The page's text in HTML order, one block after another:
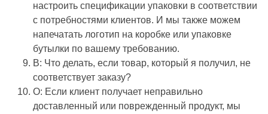
настроить спецификации упаковки в соответствии
с потребностями клиентов. И мы также можем
напечатать логотип на коробке или упаковке
бутылки по вашему требованию.
В: Что делать, если товар, который я получил, не
соответствует заказу?
О: Если клиент получает неправильно
доставленный или поврежденный продукт, мы